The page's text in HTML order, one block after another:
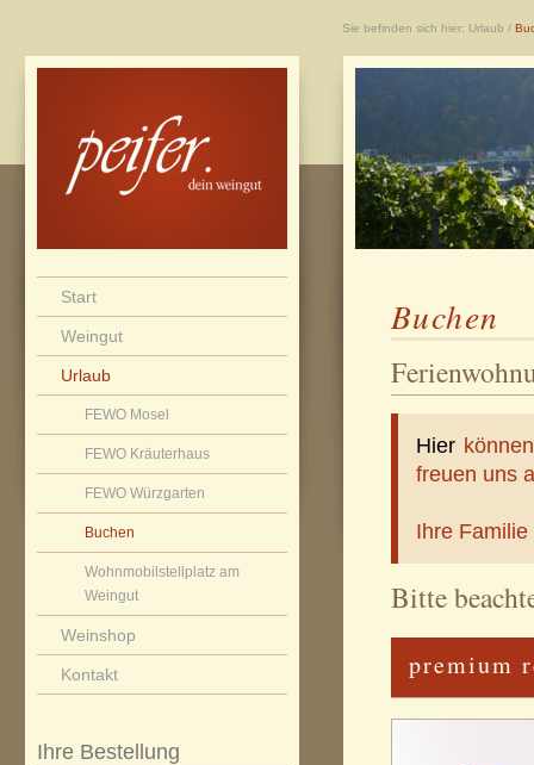
Start
Weingut
Urlaub
FEWO Mosel
FEWO Kräuterhaus
FEWO Würzgarten
Buchen
Wohnmobilstellplatz am
Weingut
Weinshop
Kontakt
Ihre Bestellung
Sie befinden sich hier: Urlaub /
Buchen
Hier
freuen uns
Ihre Familie
Bitte
premium